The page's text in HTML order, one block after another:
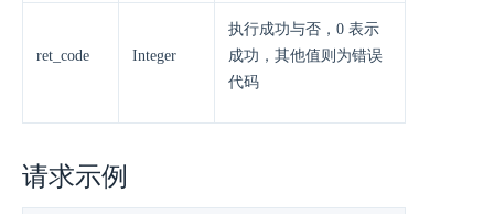
ret_code Integer
执行成功与否，0 表示
成功，其他值则为错误
代码
请求示例